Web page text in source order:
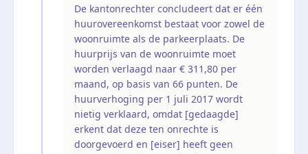
De kantonrechter concludeert dat er één
huurovereenkomst bestaat voor zowel de
woonruimte als de parkeerplaats. De
huurprijs van de woonruimte moet
worden verlaagd naar € 311,80 per
maand, op basis van 66 punten. De
huurverhoging per 1 juli 2017 wordt
nietig verklaard, omdat [gedaagde]
erkent dat deze ten onrechte is
doorgevoerd en [eiser] heeft geen